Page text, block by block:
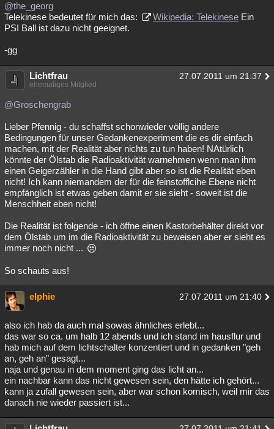
@the_georg
Telekinese bedeutet für mich das:
Wikipedia: Telekinese Ein
PSI Ball ist dazu nicht geeignet.
-gg
Lichtfrau 27.07.2011 um 21:37
ehemaliges Mitglied
@Groschengrab
Lieber Pfennig - du schaffst schonwieder völlig andere
Bedingungen für unser Gedankenexperiment die es dir einfach
machen, mit der Realität aber nichts zu tun haben! NAtürlich
könnte der Ölstab die Radioaktivität warnehmen wenn man ihm
einen Geigerzähler in die Hand gibt aber so ist die Realität eben
nicht! Ich kann niemandem der für die feinstofflcihe Ebene nicht
empfänglich ist etwas geben damit er sie sieht - soweit ist die
Menschheit eben nicht!
Die Realität ist folgende - ich öffne einen Kastorbehälter direkt vor
dem Ölstab um im die Radioaktivität zu beweisen aber er sieht es
immer noch nicht ...
So schauts aus!
elphie 27.07.2011 um 21:40
also ich hab da auch mal sowas ähnliches erlebt...
das war so ca. um halb 12 abends und ich stand im hausflur und
hab mich auf dem lichtschalter konzentiert und in gedanken "geh
an, geh an" gesagt...
naja und genau in dem moment ging das licht an...
ein nachbar kann das nicht gewesen sein, den hätte ich gehört...
kann ja zufall gewesen sein, aber war schon komisch, weil mir das
danach nie wieder passiert ist...